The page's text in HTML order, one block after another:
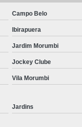
a Laser Chapa Aço Inox
em Chapa
Corte a Laser Oxigênio
de Chapa a Laser
Solda a Laser
Chapa a Laser
Campo Belo
Ibirapuera
Jardim Morumbi
Jockey Clube
Vila Morumbi
Jardins